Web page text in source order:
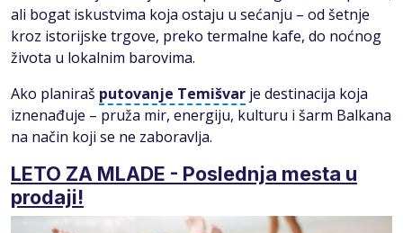
ali bogat iskustvima koja ostaju u sećanju – od šetnje
kroz istorijske trgove, preko termalne kafe, do noćnog
života u lokalnim barovima.
Ako planiraš putovanje Temišvar je destinacija koja
iznenađuje – pruža mir, energiju, kulturu i šarm Balkana
na način koji se ne zaboravlja.
LETO ZA MLADE - Poslednja mesta u
prodaji!